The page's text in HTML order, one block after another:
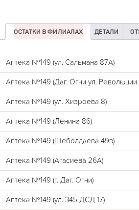
ОСТАТКИ В ФИЛИАЛАХ ДЕТАЛИ
Аптека №149 (ул. Сальмана 87А)
Аптека №149 (Даг. Огни ул. Революции
Аптека №149 (ул. Хизроева 8)
Аптека №149 (Ленина 86)
Аптека №149 (Шеболдаева 49в)
Аптека №149 (Агасиева 26А)
Аптека №149 (г. Даг. Огни)
Аптека №149 (ул. 345 ДСД 17)